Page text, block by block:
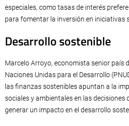
especiales, como tasas de interés
para fomentar la inversión en iniciativas
Desarrollo sostenible
Marcelo Arroyo, economista senior país
Naciones Unidas para el Desarrollo
las finanzas sostenibles apuntan a la
sociales y ambientales en las decisiones
generar un impacto en el desarrollo